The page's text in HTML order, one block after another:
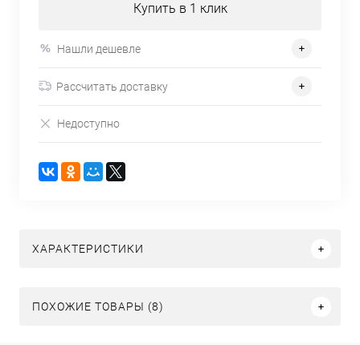
Купить в 1 клик
Нашли дешевле
Рассчитать доставку
Недоступно
ХАРАКТЕРИСТИКИ
ПОХОЖИЕ ТОВАРЫ (8)